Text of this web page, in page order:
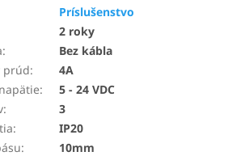
Príslušenstvo
2 roky
:
Bez kábla
prúd:
4A
:
5 - 24 VDC
:
3
:
IP20
:
10mm